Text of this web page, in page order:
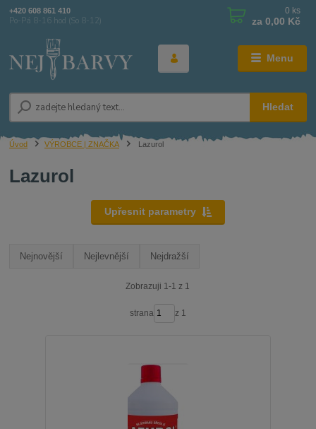
Menu
Hledat
+420 608 861 410
Po-Pá 8-16 hod (So 8-12)
0 ks
za 0,00 Kč
Úvod VÝROBCE | ZNAČKA Lazurol
Lazurol
Upřesnit parametry
Nejnovější Nejlevnější Nejdražší
Zobrazuji 1-1 z 1
strana z 1